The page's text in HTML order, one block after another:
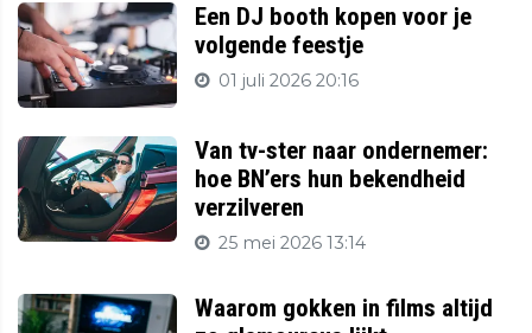
Een DJ booth kopen voor je
volgende feestje
01 juli 2026 20:16
Van tv-ster naar ondernemer:
hoe BN’ers hun bekendheid
verzilveren
25 mei 2026 13:14
Waarom gokken in films altijd